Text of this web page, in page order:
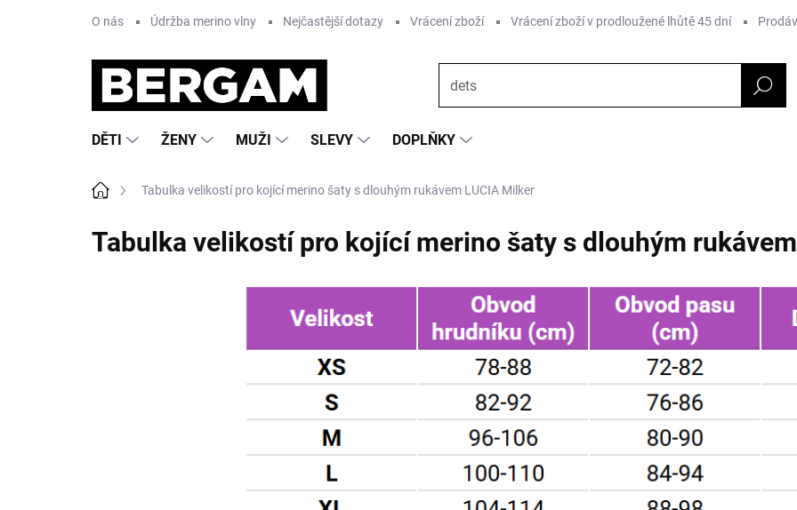
O nás Údržba merino vlny Nejčastější dotazy Vrácení zboží Vrácení zboží v prodloužené lhůtě 45 dní
DĚTI ŽENY MUŽI SLEVY DOPLŇKY
Domů Tabulka velikostí pro kojící merino šaty s dlouhým rukávem LUCIA Milker
Tabulka velikostí pro kojící merino šaty s dlouhým